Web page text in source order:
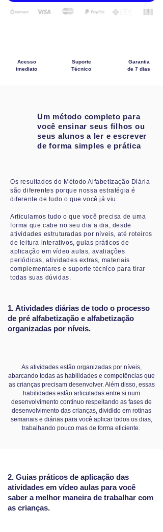
Acesso
imediato
Suporte
Técnico
Garantia
de 7 dias
Um método completo para
você ensinar seus filhos ou
seus alunos a ler e escrever
de forma simples e prática
Os resultados do Método Alfabetização Diária
são diferentes porque nossa estratégia é
diferente de tudo o que você já viu.
Articulamos tudo o que você precisa de uma
forma que cabe no seu dia a dia, desde
atividades estruturadas por níveis, até roteiros
de leitura interativos, guias práticos de
aplicação em vídeo aulas, avaliações
periódicas, atividades extras, materiais
complementares e suporte técnico para tirar
todas suas dúvidas.
1. Atividades diárias de todo o processo
de pré alfabetização e alfabetização
organizadas por níveis.
As atividades estão organizadas por níveis,
abarcando todas as habilidades e competências que
as crianças precisam desenvolver. Além disso, essas
habilidades estão articuladas entre si num
desenvolvimento contínuo respeitando as fases de
desenvolvimento das crianças, dividido em rotinas
semanais e diárias para você aplicar todos os dias,
trabalhando pouco mas de forma eficiente.
2. Guias práticos de aplicação das
atividades em vídeo aulas para você
saber a melhor maneira de trabalhar com
as crianças.